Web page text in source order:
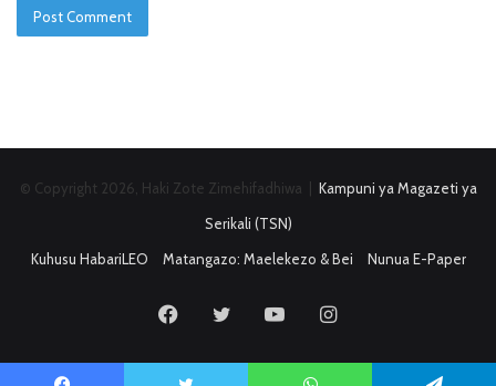
© Copyright 2026, Haki Zote Zimehifadhiwa | Kampuni ya Magazeti ya
Serikali (TSN)
Kuhusu HabariLEO
Matangazo: Maelekezo & Bei Nunua E-Paper
FacebookTwitter YouTubeInstagram